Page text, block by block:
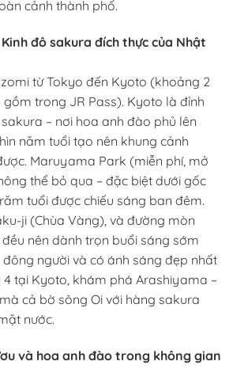
cảnh thành phố.
đô sakura đích thực của Nhật
từ Tokyo đến Kyoto (khoảng 2
gồm trong JR Pass). Kyoto là đỉnh
– nơi hoa anh đào phủ lên
năm tuổi tạo nên khung cảnh
Maruyama Park (miễn phí, mở
thể bỏ qua – đặc biệt dưới gốc
tuổi được chiếu sáng ban đêm.
ji (Chùa Vàng), và đường mòn
đều nên dành trọn buổi sáng sớm
người và có ánh sáng đẹp nhất
tại Kyoto, khám phá Arashiyama –
cả bờ sông Oi với hàng sakura
nước.
và hoa anh đào trong không gian